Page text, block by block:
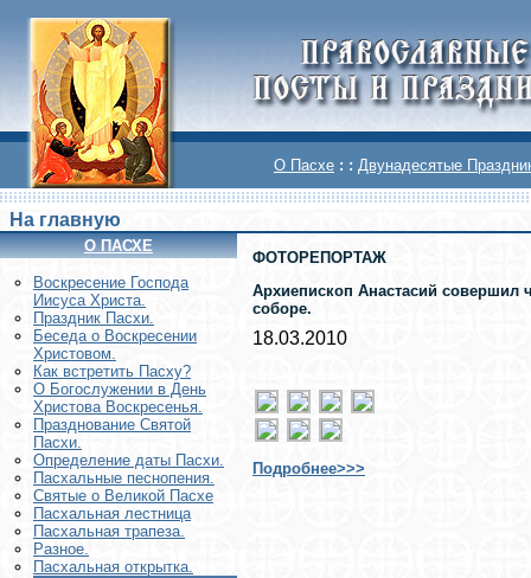
О Пасхе : : Двунадесятые
На главную
О ПАСХЕ
Воскреcение Господа
Иисуса Христа.
Праздник Пасхи.
Беседа о Воскресении
Христовом.
Как встретить Пасху?
О Богослужении в День
Христова Воскресенья.
Празднование Святой
Пасхи.
Определение даты Пасхи.
Пасхальные песнопения.
Святые о Великой Пасхе
Пасхальная лестница
Пасхальная трапеза.
Разное.
Пасхальная открытка.
ФОТОРЕПОРТАЖ
Архиепископ Анастасий совершил
соборе.
18.03.2010
Подробнее>>>